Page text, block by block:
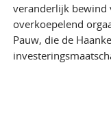
veranderlijk
overkoepelend
Pauw, die de